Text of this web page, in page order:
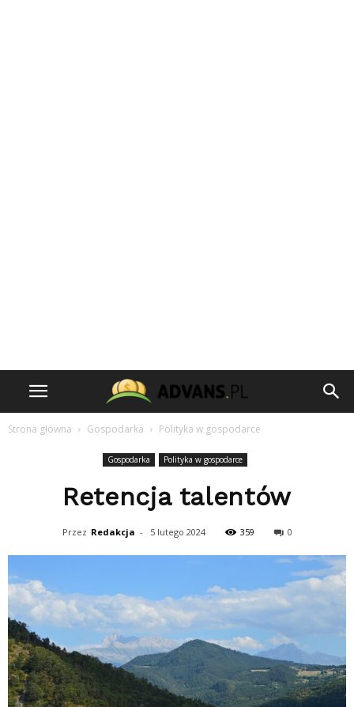
Strona główna Gospodarka Polityka w gospodarce
Gospodarka Polityka w gospodarce
Retencja talentów
Przez Redakcja - 5 lutego 2024 359 0